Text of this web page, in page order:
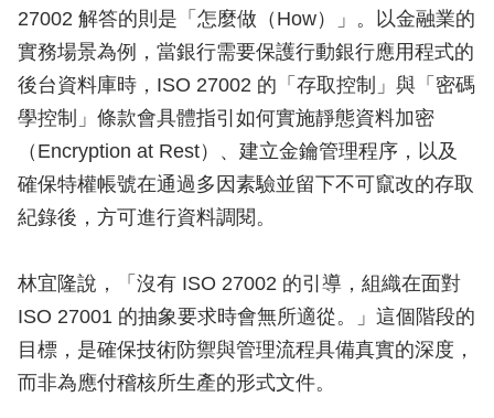
27002 解答的則是「怎麼做（How）」。以金融業的
實務場景為例，當銀行需要保護行動銀行應用程式的
後台資料庫時，ISO 27002 的「存取控制」與「密碼
學控制」條款會具體指引如何實施靜態資料加密
（Encryption at Rest）、建立金鑰管理程序，以及
確保特權帳號在通過多因素驗並留下不可竄改的存取
紀錄後，方可進行資料調閱。
林宜隆說，「沒有 ISO 27002 的引導，組織在面對
ISO 27001 的抽象要求時會無所適從。」這個階段的
目標，是確保技術防禦與管理流程具備真實的深度，
而非為應付稽核所生產的形式文件。